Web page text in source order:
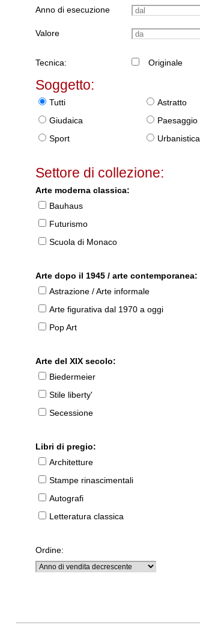
Anno di esecuzione
Valore
Tecnica: Originale
Soggetto:
Tutti Astratto
Giudaica
Paesaggio
Sport
Settore di collezione:
Arte moderna classica:
Bauhaus
Futurismo
Scuola di Monaco
Arte dopo il 1945 / arte contemporanea:
Astrazione / Arte informale
Arte figurativa dal 1970 a oggi
Pop Art
Arte del XIX secolo:
Biedermeier
Stile liberty'
Secessione
Libri di pregio:
Architetture
Stampe rinascimentali
Autografi
Letteratura classica
Ordine: